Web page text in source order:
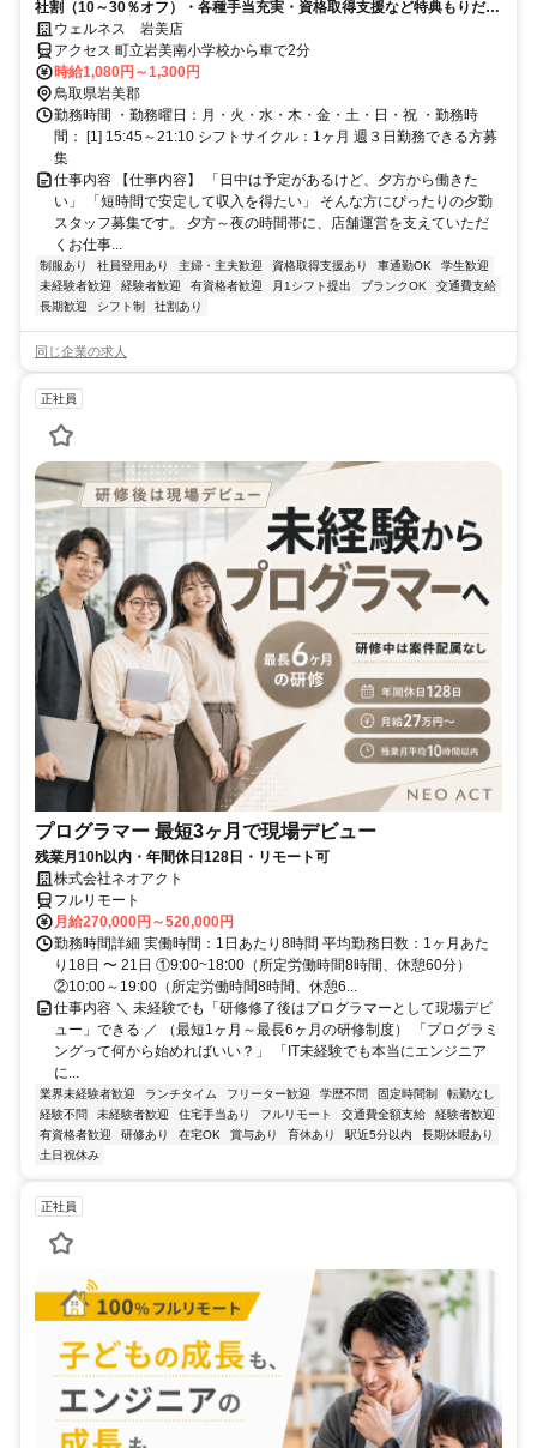
社割（10～30％オフ）・各種手当充実・資格取得支援など特典もりだく
さん！未経験スタートがほとんど♪
ウェルネス 岩美店
アクセス 町立岩美南小学校から車で2分
時給1,080円～1,300円
鳥取県岩美郡
勤務時間 ・勤務曜日：月・火・水・木・金・土・日・祝 ・勤務時
間： [1] 15:45～21:10 シフトサイクル：1ヶ月 週３日勤務できる方募
集
仕事内容 【仕事内容】 「日中は予定があるけど、夕方から働きた
い」 「短時間で安定して収入を得たい」 そんな方にぴったりの夕勤
スタッフ募集です。 夕方～夜の時間帯に、店舗運営を支えていただ
くお仕事...
制服あり 社員登用あり 主婦・主夫歓迎 資格取得支援あり 車通勤OK
学生歓迎
未経験者歓迎
経験者歓迎 有資格者歓迎 月1シフト提出 ブランクOK
交通費支給
長期歓迎
シフト制 社割あり
同じ企業の求人
正社員
プログラマー 最短3ヶ月で現場デビュー
残業月10h以内・年間休日128日・リモート可
株式会社ネオアクト
フルリモート
月給270,000円～520,000円
勤務時間詳細 実働時間：1日あたり8時間 平均勤務日数：1ヶ月あた
り18日 〜 21日 ①9:00~18:00（所定労働時間8時間、休憩60分）
②10:00～19:00（所定労働時間8時間、休憩6...
仕事内容 ＼ 未経験でも「研修修了後はプログラマーとして現場デビ
ュー」できる ／ （最短1ヶ月～最長6ヶ月の研修制度） 「プログラミ
ングって何から始めればいい？」 「IT未経験でも本当にエンジニア
に...
業界未経験者歓迎 ランチタイム フリーター歓迎 学歴不問 固定時間制
転勤なし
経験不問
未経験者歓迎 住宅手当あり フルリモート 交通費全額支給
経験者歓迎
有資格者歓迎
研修あり 在宅OK 賞与あり 育休あり 駅近5分以内
長期休暇あり
土日祝休み
正社員